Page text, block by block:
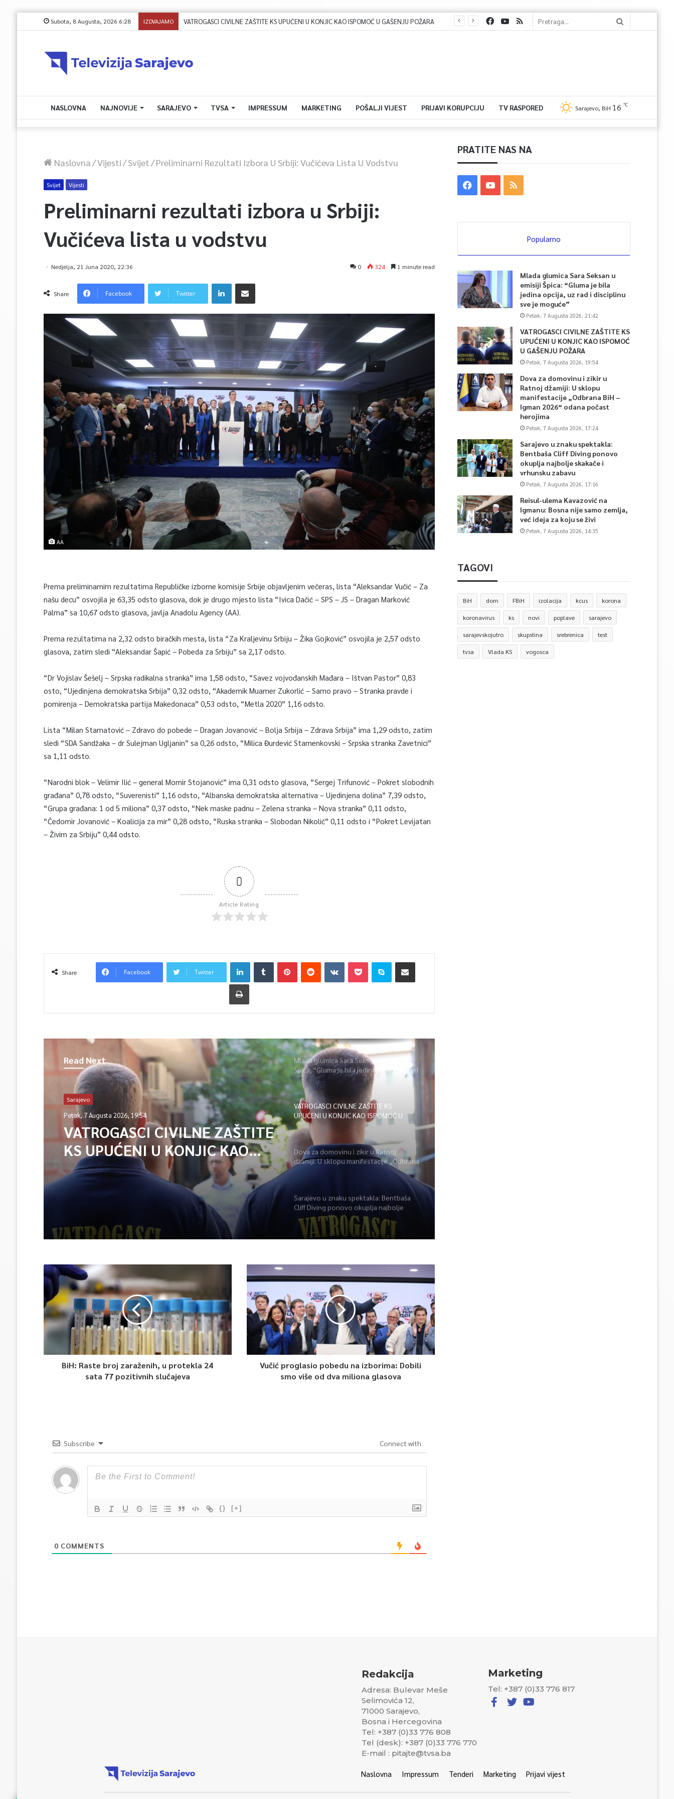
Subota, 8 Augusta, 2026 6:28 IZDVAJAMO VATROGASCI CIVILNE ZAŠTITE KS UPUĆENI U KONJIC KAO ISPOMOĆ U GAŠENJU POŽARA
NASLOVNA NAJNOVIJE SARAJEVO TVSA IMPRESSUM MARKETING POŠALJI VIJEST PRIJAVI KORUPCIJU TV RASPORED Sarajevo, BiH 16 ℃
Naslovna/Vijesti/Svijet/Preliminarni Rezultati Izbora U Srbiji: Vučićeva Lista U Vodstvu
Svijet Vijesti
Preliminarni rezultati izbora u Srbiji:
Vučićeva lista u vodstvu
Nedjelja, 21 Juna 2020, 22:36 0 324 1 minute read
Share Facebook Twitter
AA
Prema preliminarnim rezultatima Republičke izborne komisije Srbije objavljenim večeras, lista “Aleksandar Vučić – Za
našu decu” osvojila je 63,35 odsto glasova, dok je drugo mjesto lista “Ivica Dačić – SPS – JS – Dragan Marković
Palma” sa 10,67 odsto glasova, javlja Anadolu Agency (AA).
Prema rezultatima na 2,32 odsto biračkih mesta, lista “Za Kraljevinu Srbiju – Žika Gojković” osvojila je 2,57 odsto
glasova, zatim sledi “Aleksandar Šapić – Pobeda za Srbiju” sa 2,17 odsto.
“Dr Vojislav Šešelj – Srpska radikalna stranka” ima 1,58 odsto, “Savez vojvođanskih Mađara – Ištvan Pastor” 0,83
osto, “Ujedinjena demokratska Srbija” 0,32 odsto, “Akademik Muamer Zukorlić – Samo pravo – Stranka pravde i
pomirenja – Demokratska partija Makedonaca” 0,53 odsto, “Metla 2020” 1,16 odsto.
Lista “Milan Stamatović – Zdravo do pobede – Dragan Jovanović – Bolja Srbija – Zdrava Srbija” ima 1,29 odsto, zatim
sledi “SDA Sandžaka – dr Sulejman Ugljanin” sa 0,26 odsto, “Milica Đurdević Stamenkovski – Srpska stranka Zavetnici”
sa 1,11 odsto.
“Narodni blok – Velimir Ilić – general Momir Stojanović” ima 0,31 odsto glasova, “Sergej Trifunović – Pokret slobodnih
građana” 0,78 odsto, “Suverenisti” 1,16 odsto, “Albanska demokratska alternativa – Ujedinjena dolina” 7,39 odsto,
“Grupa građana: 1 od 5 miliona” 0,37 odsto, “Nek maske padnu – Zelena stranka – Nova stranka” 0,11 odsto,
“Čedomir Jovanović – Koalicija za mir” 0,28 odsto, “Ruska stranka – Slobodan Nikolić” 0,11 odsto i “Pokret Levijatan
– Živim za Srbiju” 0,44 odsto.
0
Article Rating
Share Facebook Twitter
Read Next
Sarajevo
Petak, 7 Augusta 2026, 19:54
VATROGASCI CIVILNE ZAŠTITE
KS UPUĆENI U KONJIC KAO
ISPOMOĆ U GAŠENJU POŽARA
Mlada glumica Sara Seksan u emisiji
Špica: “Gluma je bila jedina opcija, uz rad
i disciplinu sve je moguće”
VATROGASCI CIVILNE ZAŠTITE KS
UPUĆENI U KONJIC KAO ISPOMOĆ U
GAŠENJU POŽARA
Dova za domovinu i zikir u Ratnoj
džamiji: U sklopu manifestacije „Odbrana
BiH – Igman 2026“ odana počast
Sarajevo u znaku spektakla: Bentbaša
Cliff Diving ponovo okuplja najbolje
skakače i vrhunsku zabavu
BiH: Raste broj zaraženih, u protekla 24
sata 77 pozitivnih slučajeva
Vučić proglasio pobedu na izborima: Dobili
smo više od dva miliona glasova
Subscribe Connect with
{} [+]
0 COMMENTS
PRATITE NAS NA
Popularno
Mlada glumica Sara Seksan u
emisiji Špica: “Gluma je bila
jedina opcija, uz rad i disciplinu
sve je moguće”
Petak, 7 Augusta 2026, 21:42
VATROGASCI CIVILNE ZAŠTITE KS
UPUĆENI U KONJIC KAO ISPOMOĆ
U GAŠENJU POŽARA
Petak, 7 Augusta 2026, 19:54
Dova za domovinu i zikir u
Ratnoj džamiji: U sklopu
manifestacije „Odbrana BiH –
Igman 2026“ odana počast
herojima
Petak, 7 Augusta 2026, 17:24
Sarajevo u znaku spektakla:
Bentbaša Cliff Diving ponovo
okuplja najbolje skakače i
vrhunsku zabavu
Petak, 7 Augusta 2026, 17:16
Reisul-ulema Kavazović na
Igmanu: Bosna nije samo zemlja,
već ideja za koju se živi
Petak, 7 Augusta 2026, 14:35
TAGOVI
BiH dom FBiH izolacija kcus korona
koronavirus ks novi poplave sarajevo
sarajevskojutro skupstina srebrenica test
tvsa Vlada KS vogosca
Redakcija
Adresa: Bulevar Meše
Selimovića 12,
71000 Sarajevo,
Bosna i Hercegovina
Tel: +387 (0)33 776 808
Tel (desk): +387 (0)33 776 770
E-mail : pitajte@tvsa.ba
Marketing
Tel: +387 (0)33 776 817
Naslovna Impressum Tenderi Marketing Prijavi vijest